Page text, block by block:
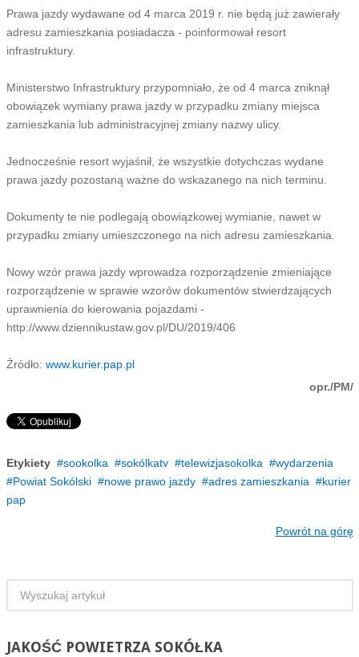
Prawa jazdy wydawane od 4 marca 2019 r. nie będą już zawierały
adresu zamieszkania posiadacza - poinformował resort
infrastruktury.
Ministerstwo Infrastruktury przypomniało, że od 4 marca zniknął
obowiązek wymiany prawa jazdy w przypadku zmiany miejsca
zamieszkania lub administracyjnej zmiany nazwy ulicy.
Jednocześnie resort wyjaśnił, że wszystkie dotychczas wydane
prawa jazdy pozostaną ważne do wskazanego na nich terminu.
Dokumenty te nie podlegają obowiązkowej wymianie, nawet w
przypadku zmiany umieszczonego na nich adresu zamieszkania.
Nowy wzór prawa jazdy wprowadza rozporządzenie zmieniające
rozporządzenie w sprawie wzorów dokumentów stwierdzających
uprawnienia do kierowania pojazdami -
http://www.dziennikustaw.gov.pl/DU/2019/406
Źródło: www.kurier.pap.pl
opr./PM/
Etykiety sookolka sokólkatv telewizjasokolka
wydarzenia
Powiat Sokólski
nowe prawo jazdy adres zamieszkania
kurier
pap
Powrót na górę
JAKOŚĆPOWIETRZA SOKÓŁKA